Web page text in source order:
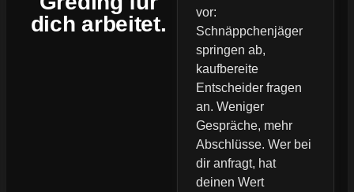
dich arbeitet.
vor:
Schnäppchenjäger
springen ab,
kaufbereite
Entscheider fragen
an. Weniger
Gespräche, mehr
Abschlüsse. Wer bei
dir anfragt, hat
deinen Wert